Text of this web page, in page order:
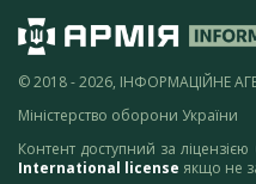
© 2018 - 2026, ІНФОРМАЦІЙНЕ
Міністерство оборони України
Контент доступний за ліцензією
International license якщо не